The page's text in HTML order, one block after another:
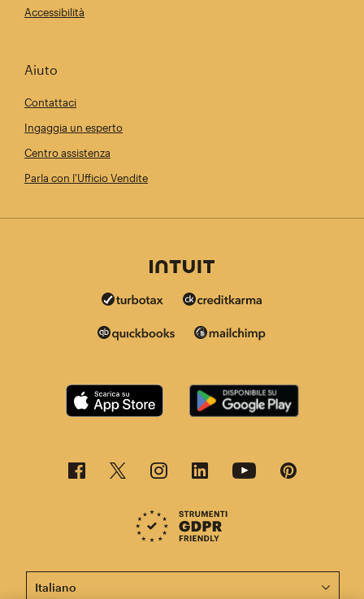
Accessibilità
Aiuto
Contattaci
Ingaggia un esperto
Centro assistenza
Parla con l'Ufficio Vendite
Questa pagina è ora disponibile in altre lingue.